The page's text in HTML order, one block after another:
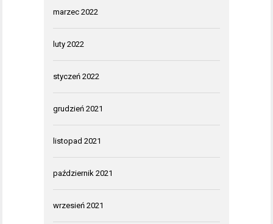
marzec 2022
luty 2022
styczeń 2022
grudzień 2021
listopad 2021
październik 2021
wrzesień 2021